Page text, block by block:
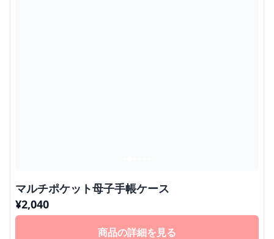
マルチポケット母子手帳ケース
¥2,040
商品の詳細を見る